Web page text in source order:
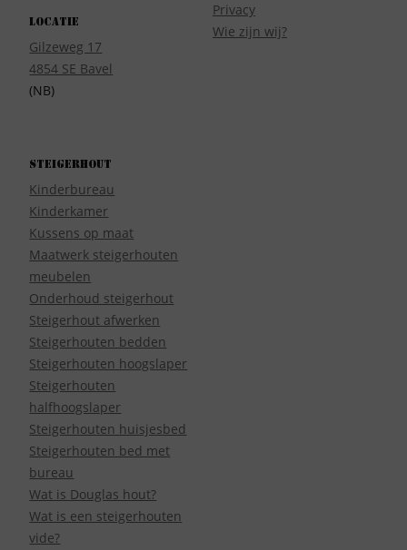
Locatie
Gilzeweg 17
4854 SE Bavel
(NB)
Privacy
Wie zijn wij?
Steigerhout
Kinderbureau
Kinderkamer
Kussens op maat
Maatwerk steigerhouten
meubelen
Onderhoud steigerhout
Steigerhout afwerken
Steigerhouten bedden
Steigerhouten hoogslaper
Steigerhouten
halfhoogslaper
Steigerhouten huisjesbed
Steigerhouten bed met
bureau
Wat is Douglas hout?
Wat is een steigerhouten
vide?